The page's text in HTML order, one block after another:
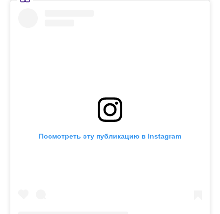
Посмотреть эту публикацию в Instagram